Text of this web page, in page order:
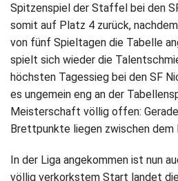
Datenschutz
Spitzenspiel der Staffel bei den
somit auf Platz 4 zurück,
von fünf Spieltagen die Tabelle
spielt sich wieder die
höchsten Tagessieg bei den SF
es ungemein eng an der
Meisterschaft völlig offen:
Brettpunkte liegen zwischen dem
In der Liga angekommen ist nun
völlig verkorkstem Start landet